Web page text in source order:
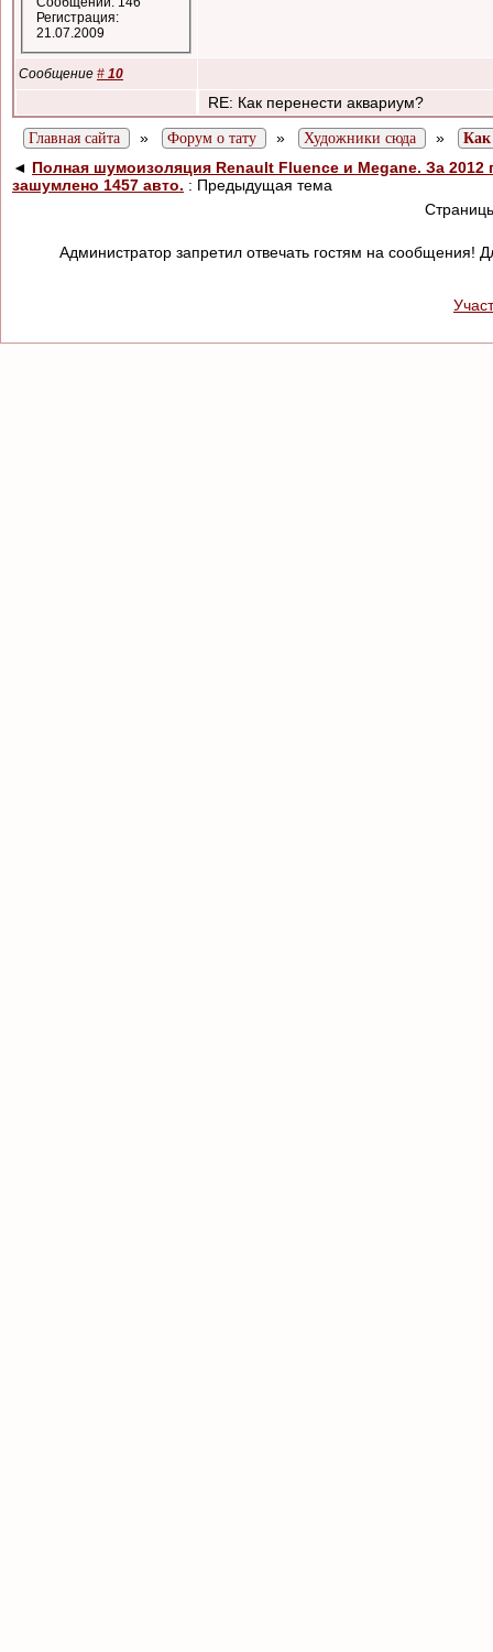
Регистрация:
21.07.2009
Сообщение # 10
RE: Как перенести аквариум?
Главная сайта » Форум о тату » Художники сюда » Как
◄ Полная шумоизоляция Renault Fluence и Megane. За 2012
зашумлено 1457 авто. : Предыдущая тема
Администратор запретил отвечать гостям на сообщения!